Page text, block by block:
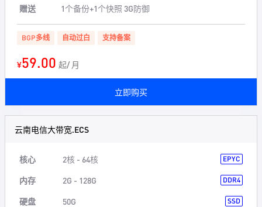
赠送
1个备份+1个快照 3G防御
BGP多线 自动过白 支持备案
¥59.00 起/ 月
立即购买
云南电信大带宽.ECS
核心 2核 - 64核 EPYC
内存 2G - 128G DDR4
硬盘 50G SSD